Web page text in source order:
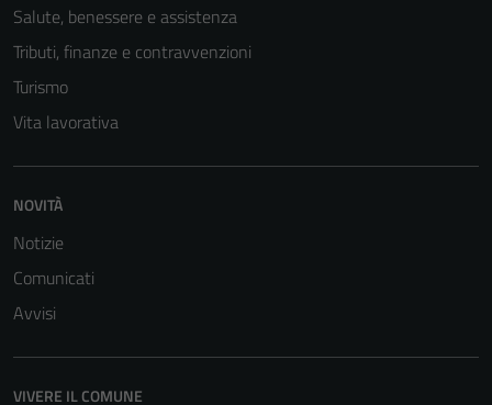
Salute, benessere e assistenza
Tributi, finanze e contravvenzioni
Turismo
Vita lavorativa
NOVITÀ
Notizie
Comunicati
Avvisi
VIVERE IL COMUNE